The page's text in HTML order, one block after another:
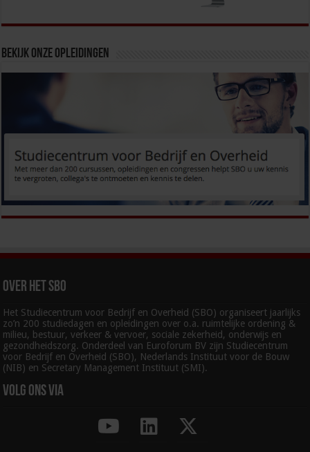
Bekijk onze opleidingen
Over het SBO
Het Studiecentrum voor Bedrijf en Overheid (SBO) organiseert jaarlijks
zo’n 200 studiedagen en opleidingen over o.a. ruimtelijke ordening &
milieu, bestuur, verkeer & vervoer, sociale zekerheid, onderwijs en
gezondheidszorg. Onderdeel van Euroforum BV zijn Studiecentrum
voor Bedrijf en Overheid (SBO), Nederlands Instituut voor de Bouw
(NIB) en Secretary Management Instituut (SMI).
Volg ons via